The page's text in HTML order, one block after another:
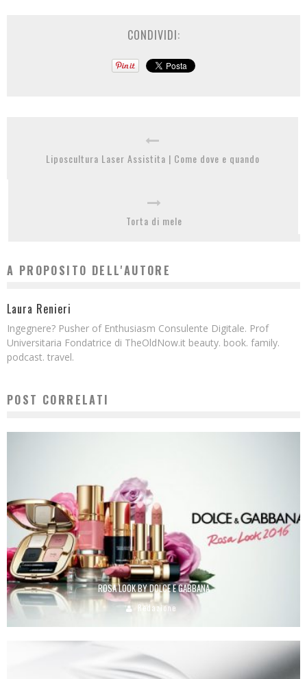
CONDIVIDI:
Liposcultura Laser Assistita | Come dove e quando
Torta di mele
A PROPOSITO DELL'AUTORE
Laura Renieri
Ingegnere? Pusher of Enthusiasm Consulente Digitale. Prof
Universitaria Fondatrice di TheOldNow.it beauty. book. family.
podcast. travel.
POST CORRELATI
ROSA LOOK BY DOLCE E GABBANA
Redazione